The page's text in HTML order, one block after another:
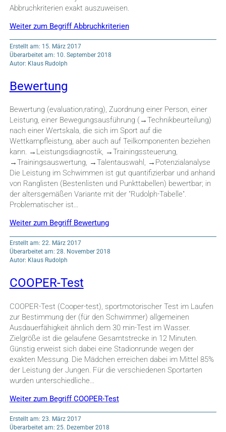
Abbruchkriterien exakt auszuweisen.
Weiter zum Begriff Abbruchkriterien
Erstellt am: 15. März 2017
Überarbeitet am: 10. September 2018
Autor: Klaus Rudolph
Bewertung
Bewertung (evaluation,rating), Zuordnung einer Person, einer
Leistung, einer Bewegungsausführung (→Technikbeurteilung)
nach einer Wertskala, die sich im Sport auf die
Wettkampfleistung, aber auch auf Teilkomponenten beziehen
kann. →Leistungsdiagnostik, →Trainingssteuerung,
→Trainingsauswertung, →Talentauswahl, →Potenzialanalyse
Die Leistung im Schwimmen ist gut quantifizierbar und anhand
von Ranglisten (Bestenlisten und Punkttabellen) bewertbar; in
der altersgemäßen Variante mit der "Rudolph-Tabelle".
Problematischer ist…
Weiter zum Begriff Bewertung
Erstellt am: 22. März 2017
Überarbeitet am: 28. November 2018
Autor: Klaus Rudolph
COOPER-Test
COOPER-Test (Cooper-test), sportmotorischer Test im Laufen
zur Bestimmung der (für den Schwimmer) allgemeinen
Ausdauerfähigkeit ähnlich dem 30 min-Test im Wasser.
Zielgröße ist die gelaufene Gesamtstrecke in 12 Minuten.
Günstig erweist sich dabei eine Stadionrunde wegen der
exakten Messung. Die Mädchen erreichen dabei im Mittel 85%
der Leistung der Jungen. Für die verschiedenen Sportarten
wurden unterschiedliche…
Weiter zum Begriff COOPER-Test
Erstellt am: 23. März 2017
Überarbeitet am: 25. Dezember 2018